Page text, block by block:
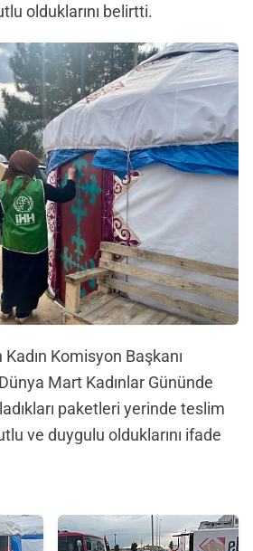
olduklarını belirtti.
Komisyon Başkanı
Mart Kadınlar Gününde
paketleri yerinde teslim
ve duygulu olduklarını ifade